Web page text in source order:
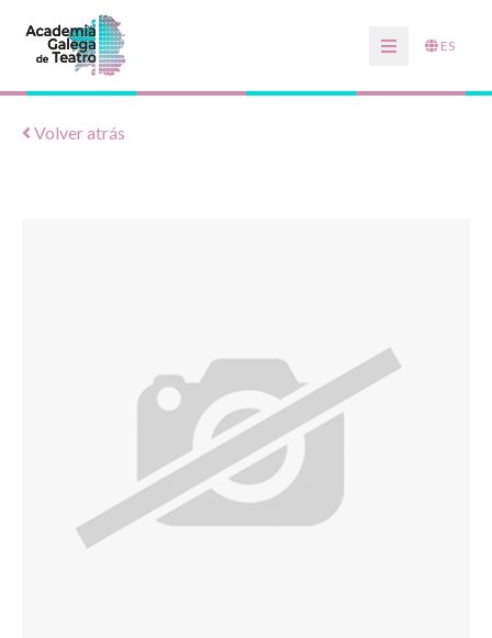
ES
Volver atrás